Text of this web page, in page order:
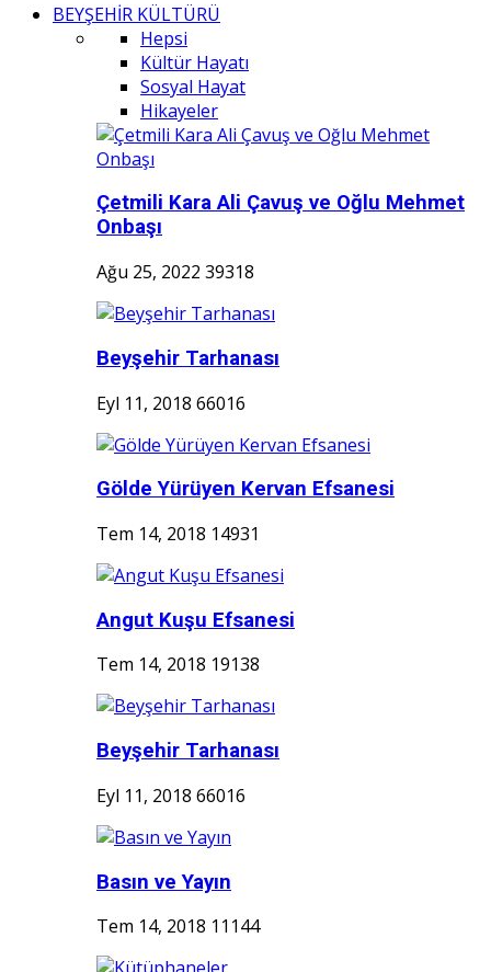
BEYŞEHİR KÜLTÜRÜ
Hepsi
Kültür Hayatı
Sosyal Hayat
Hikayeler
Çetmili Kara Ali Çavuş ve Oğlu Mehmet
Onbaşı
Ağu 25, 2022 39318
Beyşehir Tarhanası
Eyl 11, 2018 66016
Gölde Yürüyen Kervan Efsanesi
Tem 14, 2018 14931
Angut Kuşu Efsanesi
Tem 14, 2018 19138
Beyşehir Tarhanası
Eyl 11, 2018 66016
Basın ve Yayın
Tem 14, 2018 11144